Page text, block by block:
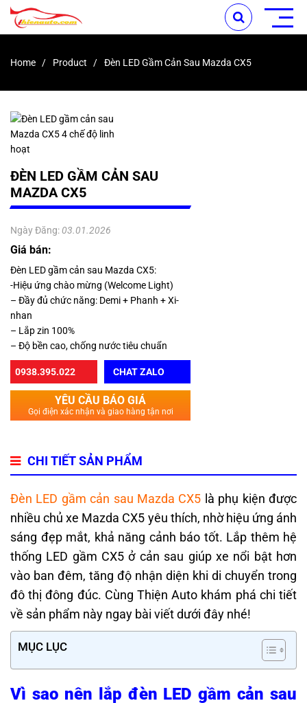
Home Product Đèn LED Gầm Cản Sau Mazda CX5
ĐÈN LED GẦM CẢN SAU
MAZDA CX5
Ngày Đăng:03.01.2026
Giá bán:
Đèn LED gầm cản sau Mazda CX5:
-Hiệu ứng chào mừng (Welcome Light)
– Đầy đủ chức năng: Demi + Phanh + Xi-
nhan
– Lắp zin 100%
– Độ bền cao, chống nước tiêu chuẩn
0938.395.022 CHAT ZALO
YÊU CẦU BÁO GIÁ
Gọi điện xác nhận và giao hàng tận nơi
CHI TIẾT SẢN PHẨM
Đèn LED gầm cản sau Mazda CX5 là phụ kiện được
nhiều chủ xe Mazda CX5 yêu thích, nhờ hiệu ứng ánh
sáng đẹp mắt, khả năng cảnh báo tốt. Lắp thêm hệ
thống LED gầm CX5 ở cản sau giúp xe nổi bật hơn
vào ban đêm, tăng độ nhận diện khi di chuyển trong
đô thị đông đúc. Cùng Thiện Auto khám phá chi tiết
về sản phẩm này ngay bài viết dưới đây nhé!
MỤC LỤC
Vì sao nên lắp đèn LED gầm cản sau